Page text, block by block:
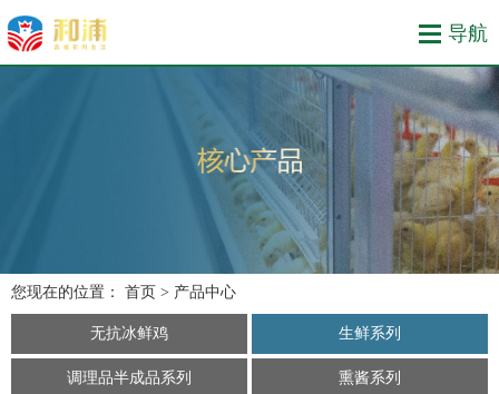
您现在的位置： 首页 > 产品中心
无抗冰鲜鸡 生鲜系列
调理品半成品系列 熏酱系列